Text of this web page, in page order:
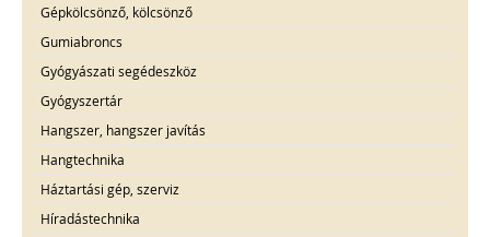
Gépkölcsönző, kölcsönző
Gumiabroncs
Gyógyászati segédeszköz
Gyógyszertár
Hangszer, hangszer javítás
Hangtechnika
Háztartási gép, szerviz
Híradástechnika